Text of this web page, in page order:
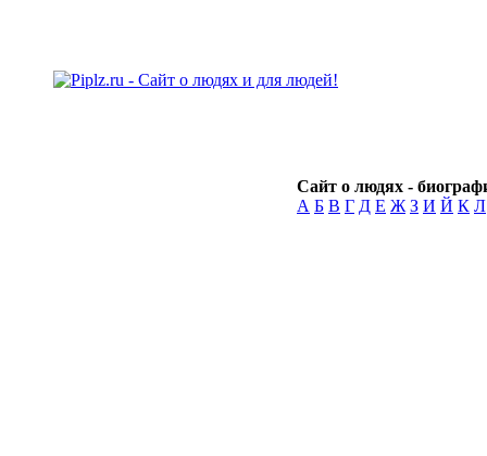
Сайт о людях -
А Б В Г Д Е Ж З И Й К Л